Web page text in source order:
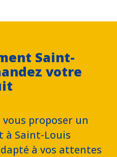
Saint-
votre
vous proposer un
à Saint-Louis
à vos attentes